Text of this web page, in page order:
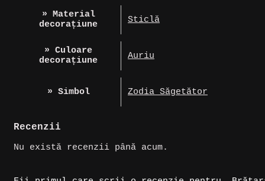
» Material
decorațiune
Sticlă
» Culoare
decorațiune
Auriu
» Simbol Zodia Săgetător
Recenzii
Nu există recenzii până acum.